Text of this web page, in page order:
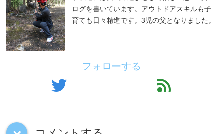
ログを書いています。アウトドアスキルも子
育ても日々精進です。3児の父となりました。
フォローする
twitter feed